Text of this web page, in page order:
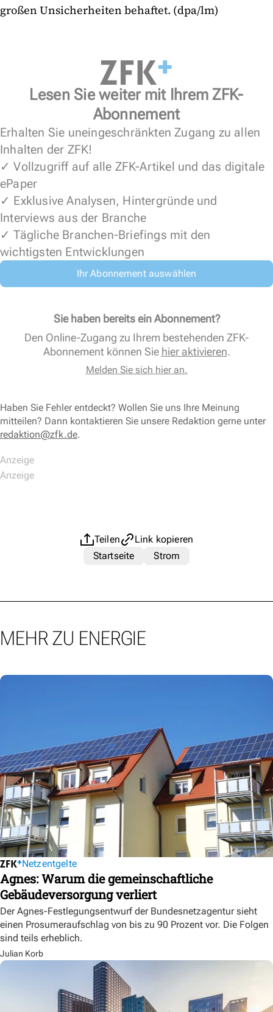
großen Unsicherheiten behaftet. (dpa/lm)
Lesen Sie weiter mit Ihrem ZFK-
Abonnement
Erhalten Sie uneingeschränkten Zugang zu allen
Inhalten der ZFK!
✓ Vollzugriff auf alle ZFK-Artikel und das digitale
ePaper
✓ Exklusive Analysen, Hintergründe und
Interviews aus der Branche
✓ Tägliche Branchen-Briefings mit den
wichtigsten Entwicklungen
Ihr Abonnement auswählen
Sie haben bereits ein Abonnement?
Den Online-Zugang zu Ihrem bestehenden ZFK-
Abonnement können Sie hier aktivieren.
Melden Sie sich hier an.
Haben Sie Fehler entdeckt? Wollen Sie uns Ihre Meinung
mitteilen? Dann kontaktieren Sie unsere Redaktion gerne unter
redaktion@zfk.de.
Teilen
Link kopieren
Startseite
Strom
MEHR ZU ENERGIE
Netzentgelte
Agnes: Warum die gemeinschaftliche
Gebäudeversorgung verliert
Der Agnes-Festlegungsentwurf der Bundesnetzagentur sieht
einen Prosumeraufschlag von bis zu 90 Prozent vor. Die Folgen
sind teils erheblich.
Julian Korb